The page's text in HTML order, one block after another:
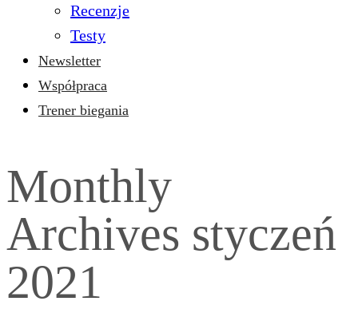
Recenzje
Testy
Newsletter
Współpraca
Trener biegania
Monthly
Archives styczeń
2021